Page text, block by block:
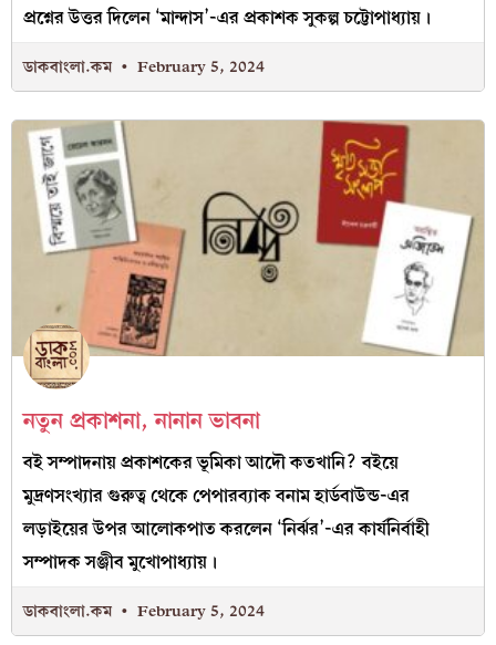
প্রশ্নের উত্তর দিলেন ‘মান্দাস’-এর প্রকাশক সুকল্প চট্টোপাধ্যায়।
ডাকবাংলা.কম February 5, 2024
নতুন প্রকাশনা, নানান ভাবনা
বই সম্পাদনায় প্রকাশকের ভূমিকা আদৌ কতখানি? বইয়ে
মুদ্রণসংখ্যার গুরুত্ব থেকে পেপারব্যাক বনাম হার্ডবাউন্ড-এর
লড়াইয়ের উপর আলোকপাত করলেন ‘নির্ঝর’-এর কার্যনির্বাহী
সম্পাদক সঞ্জীব মুখোপাধ্যায়।
ডাকবাংলা.কম February 5, 2024